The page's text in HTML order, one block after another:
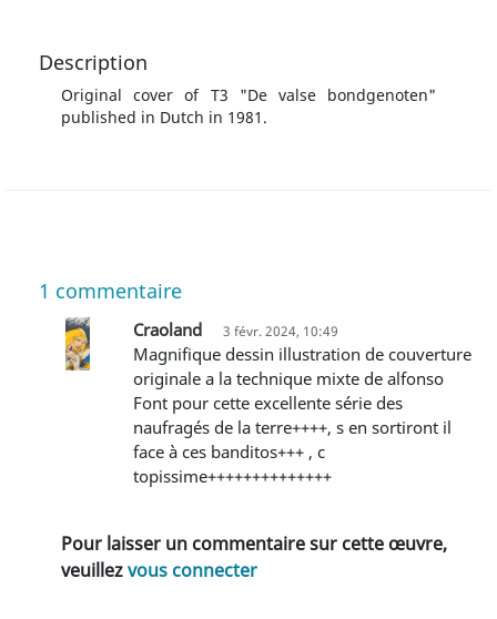
Description
Original cover of T3 "De valse bondgenoten"
published in Dutch in 1981.
1 commentaire
Craoland 3 févr. 2024, 10:49
Magnifique dessin illustration de couverture
originale a la technique mixte de alfonso
Font pour cette excellente série des
naufragés de la terre++++, s en sortiront il
face à ces banditos+++ , c
topissime++++++++++++++
Pour laisser un commentaire sur cette œuvre,
veuillezvous connecter